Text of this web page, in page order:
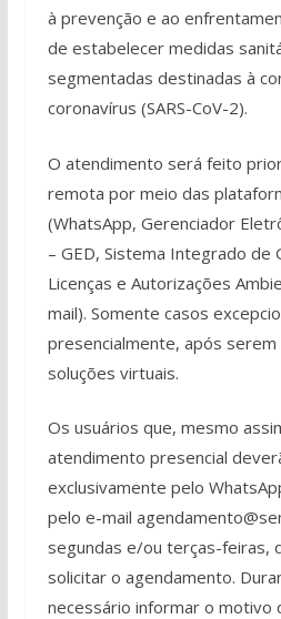
à prevenção e ao
de estabelecer medidas
segmentadas destinadas à
coronavírus (SARS-CoV-2).
O atendimento será feito
remota por meio das
(WhatsApp, Gerenciador
– GED, Sistema Integrado de
Licenças e Autorizações
mail). Somente casos
presencialmente, após
soluções virtuais.
Os usuários que, mesmo
atendimento presencial
exclusivamente pelo
pelo e-mail
segundas e/ou terças-feiras,
solicitar o agendamento.
necessário informar o motivo